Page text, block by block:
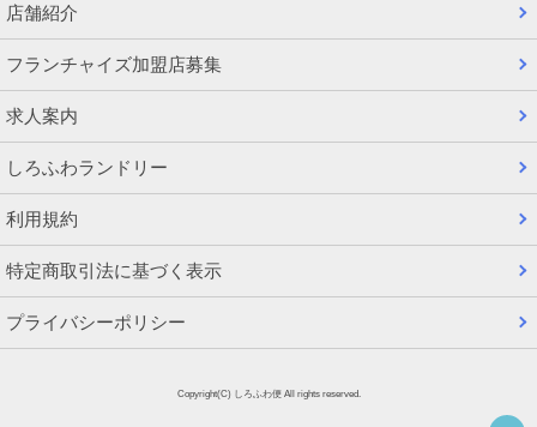
店舗紹介
フランチャイズ加盟店募集
求人案内
しろふわランドリー
利用規約
特定商取引法に基づく表示
プライバシーポリシー
Copyright(C) しろふわ便 All rights reserved.